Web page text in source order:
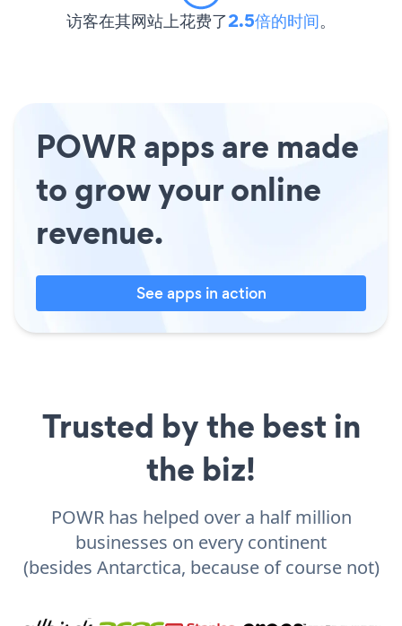
访客在其网站上花费了2.5倍的时间。
POWR apps are made
to grow your online
revenue.
See apps in action
Trusted by the best in
the biz!
POWR has helped over a half million
businesses on every continent
(besides Antarctica, because of course not)